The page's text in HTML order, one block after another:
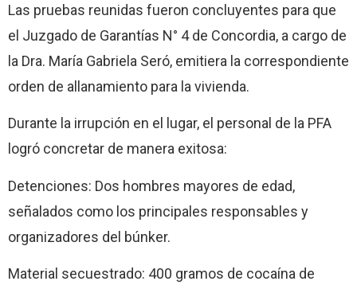
Las pruebas reunidas fueron concluyentes para que
el Juzgado de Garantías N° 4 de Concordia, a cargo de
la Dra. María Gabriela Seró, emitiera la correspondiente
orden de allanamiento para la vivienda.
Durante la irrupción en el lugar, el personal de la PFA
logró concretar de manera exitosa:
Detenciones: Dos hombres mayores de edad,
señalados como los principales responsables y
organizadores del búnker.
Material secuestrado: 400 gramos de cocaína de